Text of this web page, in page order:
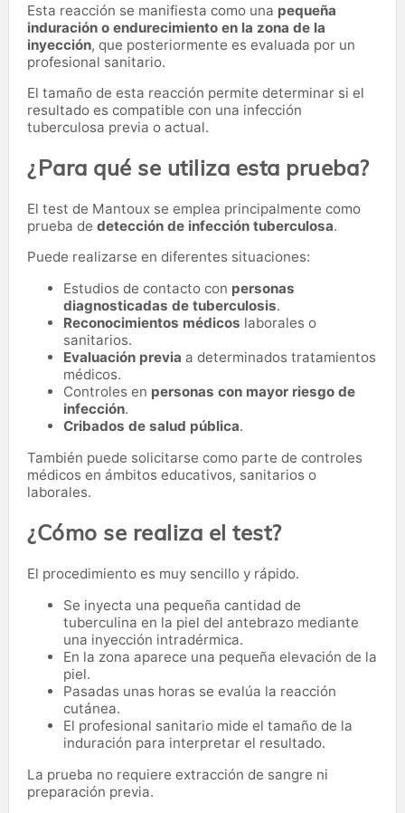
Esta reacción se manifiesta como una pequeña
induración o endurecimiento en la zona de la
inyección, que posteriormente es evaluada por un
profesional sanitario.
El tamaño de esta reacción permite determinar si el
resultado es compatible con una infección
tuberculosa previa o actual.
¿Para qué se utiliza esta prueba?
El test de Mantoux se emplea principalmente como
prueba de detección de infección tuberculosa.
Puede realizarse en diferentes situaciones:
Estudios de contacto con personas
diagnosticadas de tuberculosis.
Reconocimientos médicos laborales o
sanitarios.
Evaluación previa a determinados tratamientos
médicos.
Controles en personas con mayor riesgo de
infección.
Cribados de salud pública.
También puede solicitarse como parte de controles
médicos en ámbitos educativos, sanitarios o
laborales.
¿Cómo se realiza el test?
El procedimiento es muy sencillo y rápido.
Se inyecta una pequeña cantidad de
tuberculina en la piel del antebrazo mediante
una inyección intradérmica.
En la zona aparece una pequeña elevación de la
piel.
Pasadas unas horas se evalúa la reacción
cutánea.
El profesional sanitario mide el tamaño de la
induración para interpretar el resultado.
La prueba no requiere extracción de sangre ni
preparación previa.